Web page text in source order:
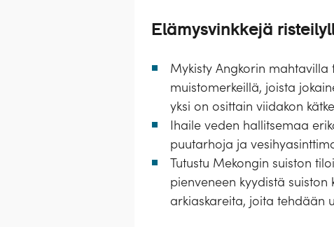
Elämysvinkkejä
Mykisty Angkorin
muistomerkeillä, joista
yksi on osittain viidakon
Ihaile veden hallitsemaa
puutarhoja ja
Tutustu Mekongin suiston
pienveneen kyydistä
arkiaskareita, joita tehdään